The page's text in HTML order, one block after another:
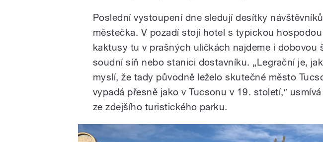
Poslední vystoupení dne sledují desítky
městečka. V pozadí stojí hotel s typickou
kaktusy tu v prašných uličkách najdeme i dobovou
soudní síň nebo stanici dostavníku. „Legrační je,
myslí, že tady původně leželo skutečné město
vypadá přesně jako v Tucsonu v 19. století,″
ze zdejšího turistického parku.